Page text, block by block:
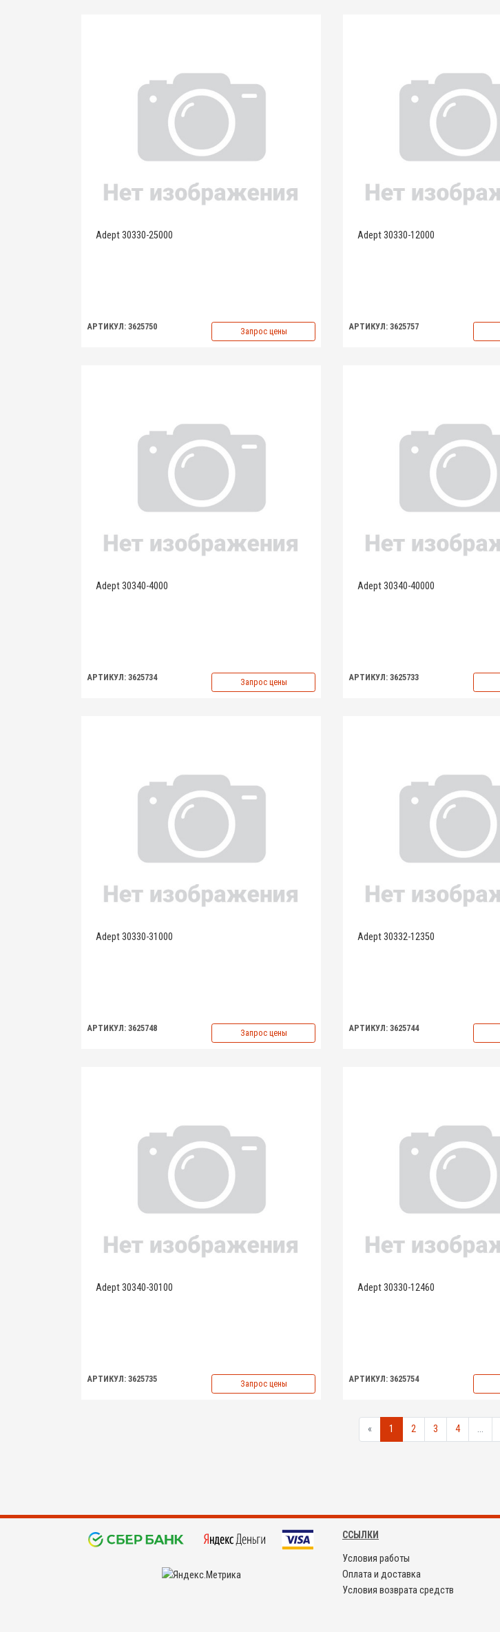
Adept 30330-25000
АРТИКУЛ: 3625750 Запрос цены
Adept 30330-12000
АРТИКУЛ: 3625757
Adept 30340-4000
АРТИКУЛ: 3625734 Запрос цены
Adept 30340-40000
АРТИКУЛ: 3625733
Adept 30330-31000
АРТИКУЛ: 3625748 Запрос цены
Adept 30332-12350
АРТИКУЛ: 3625744
Adept 30340-30100
АРТИКУЛ: 3625735 Запрос цены
Adept 30330-12460
АРТИКУЛ: 3625754
« 1 2 3 4 ...
ССЫЛКИ
Условия работы
Оплата и доставка
Условия возврата средств